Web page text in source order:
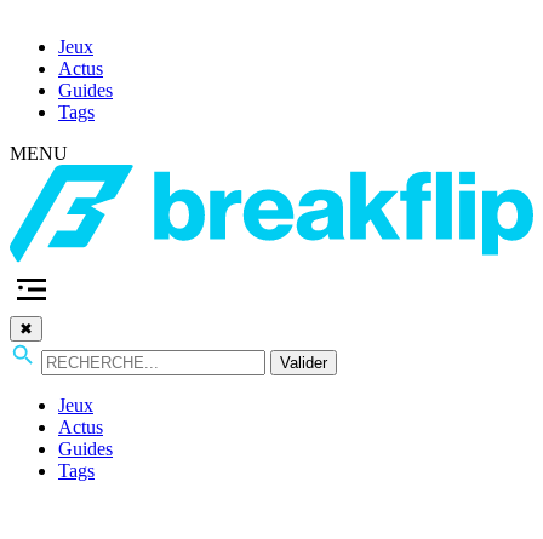
Jeux
Actus
Guides
Tags
MENU
✖
Valider
Jeux
Actus
Guides
Tags